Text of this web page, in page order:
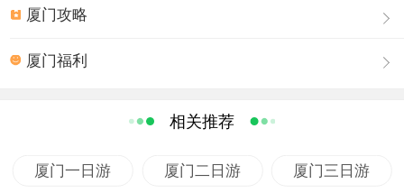
厦门攻略
厦门福利
相关推荐
厦门一日游 厦门二日游 厦门三日游